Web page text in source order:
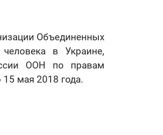
Объединенных
в Украине,
ООН по правам
мая 2018 года.